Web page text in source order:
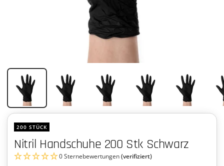
200 STÜCK
Nitril Handschuhe 200 Stk Schwarz
0 Sternebewertungen(verifiziert)